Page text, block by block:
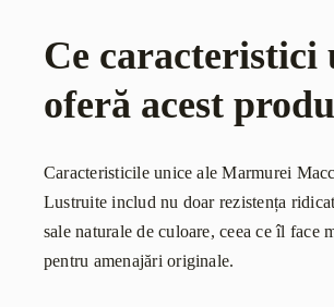
Ce caracteristici
oferă acest
Caracteristicile unice ale Marmurei
Lustruite includ nu doar rezistența
sale naturale de culoare, ceea ce îl face
pentru amenajări originale.